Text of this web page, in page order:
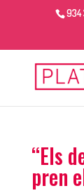
934
“Els
pren